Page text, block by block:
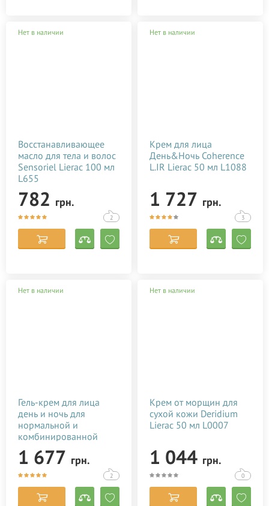
Ziaja
Сибирское здоровье
Нет в наличии
Восстанавливающее
масло для тела и волос
Sensoriel Lierac 100 мл
L655
782 грн.
2
Нет в наличии
Крем для лица
День&Ночь Coherence
L.IR Lierac 50 мл L1088
1 727 грн.
3
Нет в наличии
Гель-крем для лица
день и ночь для
нормальной и
комбинированной
кожи Magnificence
Lierac 50 мл L638
1 677 грн.
2
Нет в наличии
Крем от морщин для
сухой кожи Deridium
Lierac 50 мл L0007
1 044 грн.
0